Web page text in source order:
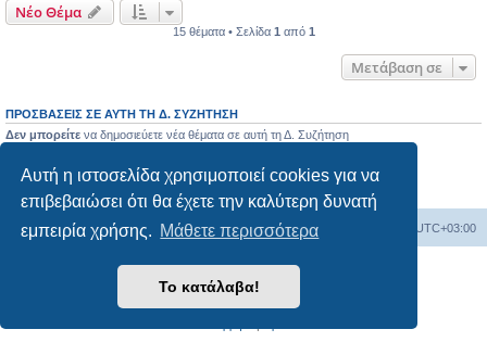
Αυτή η ιστοσελίδα χρησιμοποιεί cookies για να
επιβεβαιώσει ότι θα έχετε την καλύτερη δυνατή
εμπειρία χρήσης. Μάθετε περισσότερα
Το κατάλαβα!
Νέο Θέμα
15 θέματα • Σελίδα 1 από 1
Μετάβαση σε
ΠΡΟΣΒΆΣΕΙΣ ΣΕ ΑΥΤΉ ΤΗ Δ. ΣΥΖΉΤΗΣΗ
Δεν μπορείτε να δημοσιεύετε νέα θέματα σε αυτή τη Δ. Συζήτηση
Δεν μπορείτε
να επεξεργάζεστε τις δημοσιεύσεις σας σε αυτή τη Δ. Συζήτηση
Δεν μπορείτενα διαγράφετε τις δημοσιεύσεις σας σε αυτή τη Δ. Συζήτηση
Δεν μπορείτενα επισυνάπτετε αρχεία σε αυτή τη Δ. Συζήτηση
Ευρετήριο Δ. Συζήτησης Όλοι οι χρόνοι είναι UTC+03:00
Δημιουργήθηκε απόphpBB® Forum Software © phpBB Limited
Ελληνική μετάφραση από τοphpbbgr.com